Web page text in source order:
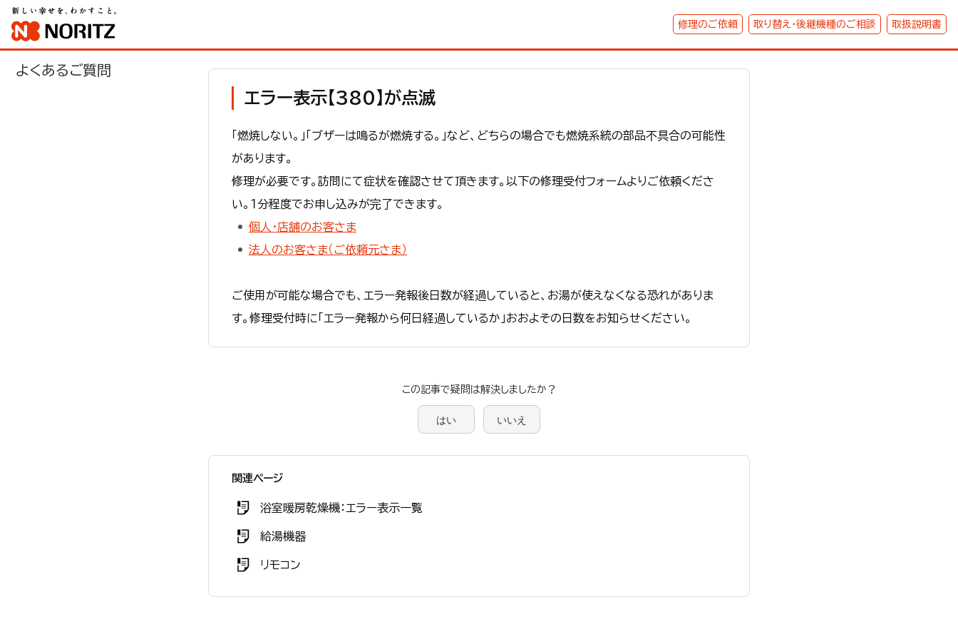
修理のご依頼 取り替え・後継機種のご相談 取扱説明書
よくあるご質問
エラー表示【380】が点滅
「燃焼しない。」「ブザーは鳴るが燃焼する。」など、どちらの場合でも燃焼系統の部品不具合の可能性
があります。
修理が必要です。訪問にて症状を確認させて頂きます。以下の修理受付フォームよりご依頼くださ
い。１分程度でお申し込みが完了できます。
個人・店舗のお客さま
法人のお客さま（ご依頼元さま）
ご使用が可能な場合でも、エラー発報後日数が経過していると、お湯が使えなくなる恐れがありま
す。修理受付時に「エラー発報から何日経過しているか」おおよその日数をお知らせください。
この記事で疑問は解決しましたか？
はい いいえ
関連ページ
浴室暖房乾燥機：エラー表示一覧
給湯機器
リモコン